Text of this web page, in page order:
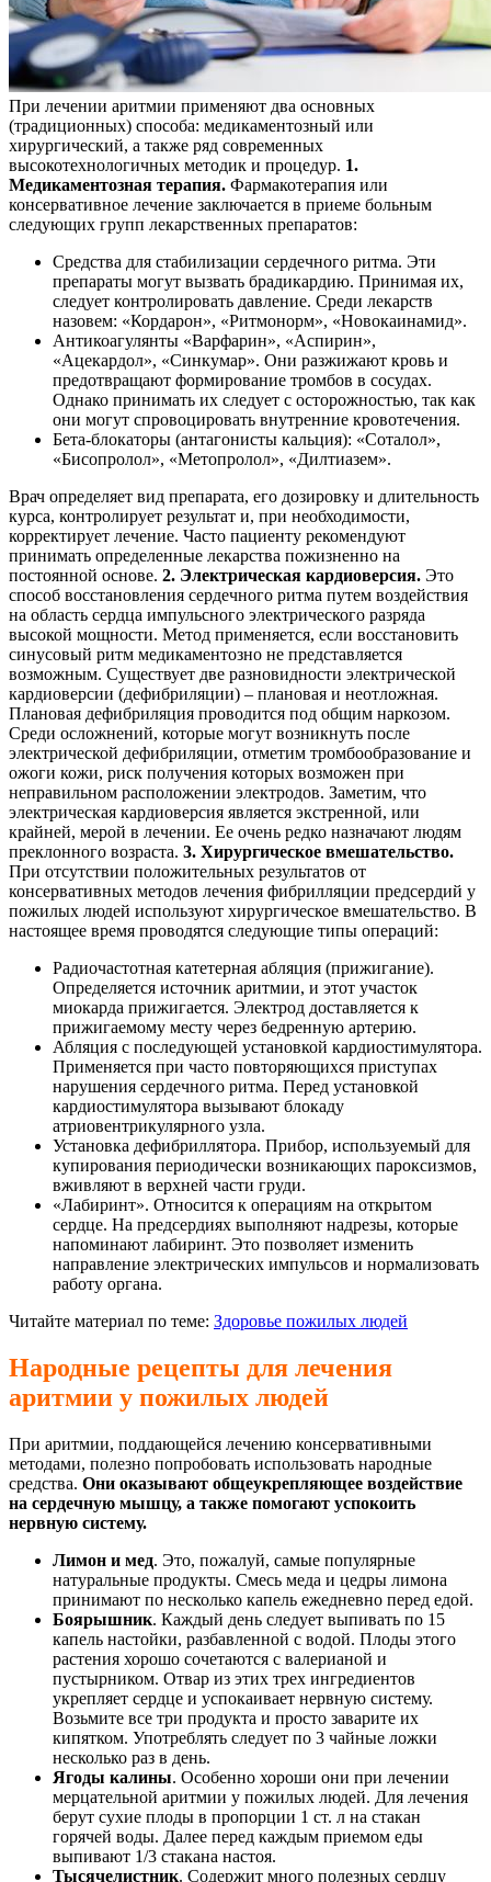
При лечении аритмии применяют два основных
(традиционных) способа: медикаментозный или
хирургический, а также ряд современных
высокотехнологичных методик и процедур. 1.
Медикаментозная терапия. Фармакотерапия или
консервативное лечение заключается в приеме больным
следующих групп лекарственных препаратов:
Средства для стабилизации сердечного ритма. Эти
препараты могут вызвать брадикардию. Принимая их,
следует контролировать давление. Среди лекарств
назовем: «Кордарон», «Ритмонорм», «Новокаинамид».
Антикоагулянты «Варфарин», «Аспирин»,
«Ацекардол», «Синкумар». Они разжижают кровь и
предотвращают формирование тромбов в сосудах.
Однако принимать их следует с осторожностью, так как
они могут спровоцировать внутренние кровотечения.
Бета-блокаторы (антагонисты кальция): «Соталол»,
«Бисопролол», «Метопролол», «Дилтиазем».
Врач определяет вид препарата, его дозировку и длительность
курса, контролирует результат и, при необходимости,
корректирует лечение. Часто пациенту рекомендуют
принимать определенные лекарства пожизненно на
постоянной основе. 2. Электрическая кардиоверсия. Это
способ восстановления сердечного ритма путем воздействия
на область сердца импульсного электрического разряда
высокой мощности. Метод применяется, если восстановить
синусовый ритм медикаментозно не представляется
возможным. Существует две разновидности электрической
кардиоверсии (дефибриляции) – плановая и неотложная.
Плановая дефибриляция проводится под общим наркозом.
Среди осложнений, которые могут возникнуть после
электрической дефибриляции, отметим тромбообразование и
ожоги кожи, риск получения которых возможен при
неправильном расположении электродов. Заметим, что
электрическая кардиоверсия является экстренной, или
крайней, мерой в лечении. Ее очень редко назначают людям
преклонного возраста. 3. Хирургическое вмешательство.
При отсутствии положительных результатов от
консервативных методов лечения фибрилляции предсердий у
пожилых людей используют хирургическое вмешательство. В
настоящее время проводятся следующие типы операций:
Радиочастотная катетерная абляция (прижигание).
Определяется источник аритмии, и этот участок
миокарда прижигается. Электрод доставляется к
прижигаемому месту через бедренную артерию.
Абляция с последующей установкой кардиостимулятора.
Применяется при часто повторяющихся приступах
нарушения сердечного ритма. Перед установкой
кардиостимулятора вызывают блокаду
атриовентрикулярного узла.
Установка дефибриллятора. Прибор, используемый для
купирования периодически возникающих пароксизмов,
вживляют в верхней части груди.
«Лабиринт». Относится к операциям на открытом
сердце. На предсердиях выполняют надрезы, которые
напоминают лабиринт. Это позволяет изменить
направление электрических импульсов и нормализовать
работу органа.
Читайте материал по теме: Здоровье пожилых людей
Народные рецепты для лечения
аритмии у пожилых людей
При аритмии, поддающейся лечению консервативными
методами, полезно попробовать использовать народные
средства. Они оказывают общеукрепляющее воздействие
на сердечную мышцу, а также помогают успокоить
нервную систему.
Лимон и мед. Это, пожалуй, самые популярные
натуральные продукты. Смесь меда и цедры лимона
принимают по несколько капель ежедневно перед едой.
Боярышник. Каждый день следует выпивать по 15
капель настойки, разбавленной с водой. Плоды этого
растения хорошо сочетаются с валерианой и
пустырником. Отвар из этих трех ингредиентов
укрепляет сердце и успокаивает нервную систему.
Возьмите все три продукта и просто заварите их
кипятком. Употреблять следует по 3 чайные ложки
несколько раз в день.
Ягоды калины. Особенно хороши они при лечении
мерцательной аритмии у пожилых людей. Для лечения
берут сухие плоды в пропорции 1 ст. л на стакан
горячей воды. Далее перед каждым приемом еды
выпивают 1/3 стакана настоя.
Тысячелистник. Содержит много полезных сердцу